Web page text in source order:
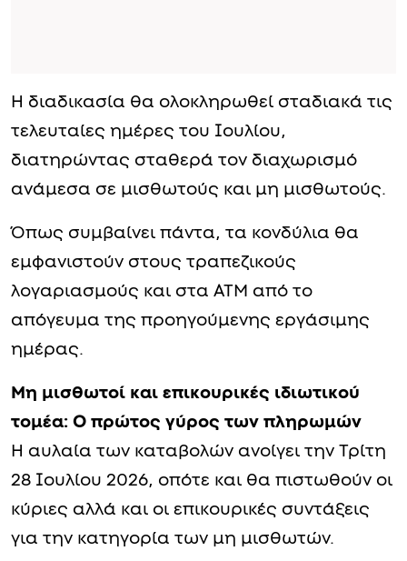
Η διαδικασία θα ολοκληρωθεί σταδιακά τις
τελευταίες ημέρες του Ιουλίου,
διατηρώντας σταθερά τον διαχωρισμό
ανάμεσα σε μισθωτούς και μη μισθωτούς.
Όπως συμβαίνει πάντα, τα κονδύλια θα
εμφανιστούν στους τραπεζικούς
λογαριασμούς και στα ΑΤΜ από το
απόγευμα της προηγούμενης εργάσιμης
ημέρας.
Μη μισθωτοί και επικουρικές ιδιωτικού
τομέα: Ο πρώτος γύρος των πληρωμών
Η αυλαία των καταβολών ανοίγει την Τρίτη
28 Ιουλίου 2026, οπότε και θα πιστωθούν οι
κύριες αλλά και οι επικουρικές συντάξεις
για την κατηγορία των μη μισθωτών.